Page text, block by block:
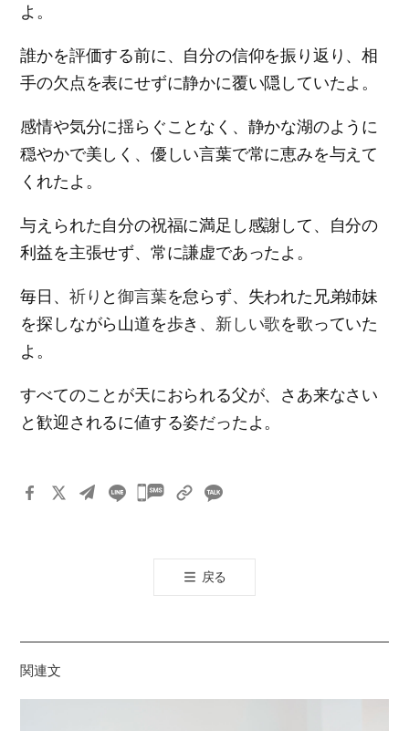
よ。
誰かを評価する前に、自分の信仰を振り返り、相
手の欠点を表にせずに静かに覆い隠していたよ。
感情や気分に揺らぐことなく、静かな湖のように
穏やかで美しく、優しい言葉で常に恵みを与えて
くれたよ。
与えられた自分の祝福に満足し感謝して、自分の
利益を主張せず、常に謙虚であったよ。
毎日、 祈り と御言葉を怠らず、失われた兄弟姉妹
を探しながら山道を歩き、 新しい歌を歌っていた
よ。
すべてのことが天におられる父が、さあ来なさい
と歓迎されるに値する姿だったよ。
카
톡
공
기
戻る
関連文